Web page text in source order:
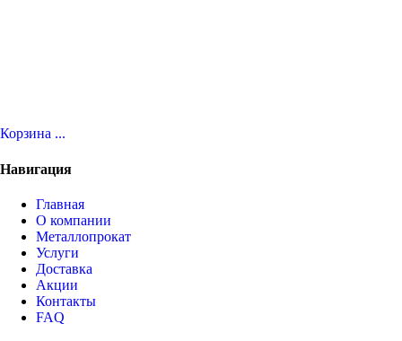
Корзина ...
Навигация
Главная
О компании
Металлопрокат
Услуги
Доставка
Акции
Контакты
FAQ